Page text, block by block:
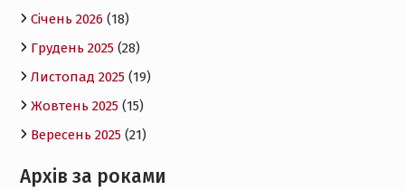
Січень 2026(18)
Грудень 2025(28)
Листопад 2025(19)
Жовтень 2025(15)
Вересень 2025(21)
Архів за роками